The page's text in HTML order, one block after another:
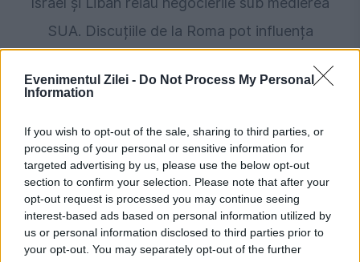
Evenimentul Zilei - Do Not Process My Personal
Information
If you wish to opt-out of the sale, sharing to third parties, or
processing of your personal or sensitive information for
targeted advertising by us, please use the below opt-out
section to confirm your selection. Please note that after your
opt-out request is processed you may continue seeing
interest-based ads based on personal information utilized by
us or personal information disclosed to third parties prior to
your opt-out. You may separately opt-out of the further
SUA. Discuțiile de la Roma pot influența
INVITATII EVZ